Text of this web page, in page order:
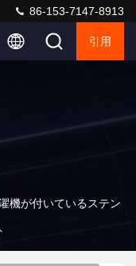
86-153-7147-8913
引用
機が付いているステン